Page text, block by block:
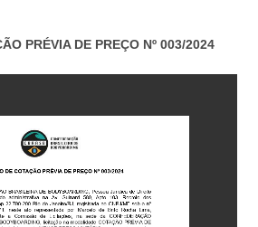
PRÉVIA DE PREÇO Nº 003/2024